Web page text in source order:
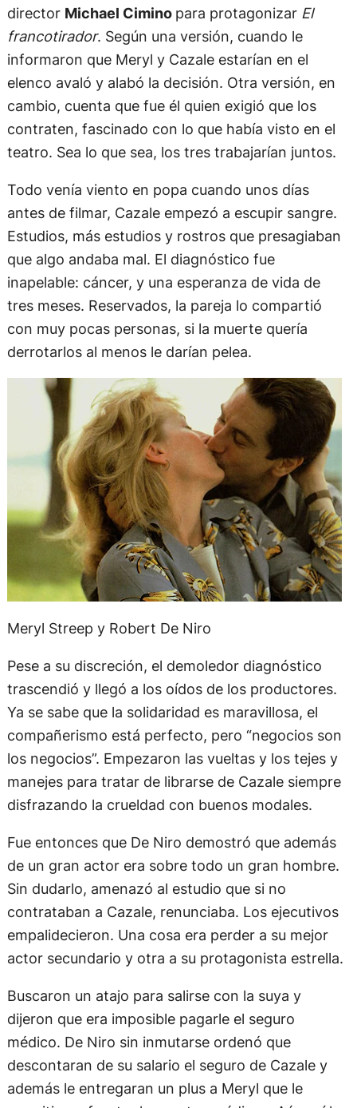
director Michael Cimino para protagonizar El
francotirador. Según una versión, cuando le
informaron que Meryl y Cazale estarían en el
elenco avaló y alabó la decisión. Otra versión, en
cambio, cuenta que fue él quien exigió que los
contraten, fascinado con lo que había visto en el
teatro. Sea lo que sea, los tres trabajarían juntos.
Todo venía viento en popa cuando unos días
antes de filmar, Cazale empezó a escupir sangre.
Estudios, más estudios y rostros que presagiaban
que algo andaba mal. El diagnóstico fue
inapelable: cáncer, y una esperanza de vida de
tres meses. Reservados, la pareja lo compartió
con muy pocas personas, si la muerte quería
derrotarlos al menos le darían pelea.
Meryl Streep y Robert De Niro
Pese a su discreción, el demoledor diagnóstico
trascendió y llegó a los oídos de los productores.
Ya se sabe que la solidaridad es maravillosa, el
compañerismo está perfecto, pero “negocios son
los negocios”. Empezaron las vueltas y los tejes y
manejes para tratar de librarse de Cazale siempre
disfrazando la crueldad con buenos modales.
Fue entonces que De Niro demostró que además
de un gran actor era sobre todo un gran hombre.
Sin dudarlo, amenazó al estudio que si no
contrataban a Cazale, renunciaba. Los ejecutivos
empalidecieron. Una cosa era perder a su mejor
actor secundario y otra a su protagonista estrella.
Buscaron un atajo para salirse con la suya y
dijeron que era imposible pagarle el seguro
médico. De Niro sin inmutarse ordenó que
descontaran de su salario el seguro de Cazale y
además le entregaran un plus a Meryl que le